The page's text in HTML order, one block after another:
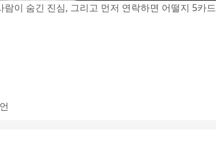
람이 숨긴 진심, 그리고 먼저 연락하면 어떨지 5카드